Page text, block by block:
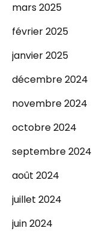
mars 2025
février 2025
janvier 2025
décembre 2024
novembre 2024
octobre 2024
septembre 2024
août 2024
juillet 2024
juin 2024